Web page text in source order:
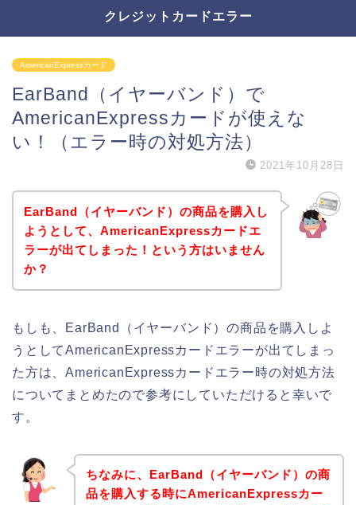
クレジットカードエラー
AmericanExpressカード
EarBand（イヤーバンド）で
AmericanExpressカードが使えな
い！（エラー時の対処方法）
2021年10月28日
EarBand（イヤーバンド）の商品を購入し
ようとして、AmericanExpressカードエ
ラーが出てしまった！という方はいません
か？
もしも、EarBand（イヤーバンド）の商品を購入しよ
うとしてAmericanExpressカードエラーが出てしまっ
た方は、AmericanExpressカードエラー時の対処方法
についてまとめたので参考にしていただけると幸いで
す。
ちなみに、EarBand（イヤーバンド）の商
品を購入する時にAmericanExpressカー